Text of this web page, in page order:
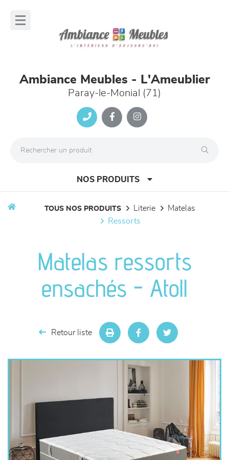
Ambiance Meubles - L'Ameublier
Paray-le-Monial (71)
NOS PRODUITS
séjours
meubles de complément
TOUS NOS PRODUITS literie
matelas
ressorts
Matelas ressorts
ensachés - Atoll
Retour liste